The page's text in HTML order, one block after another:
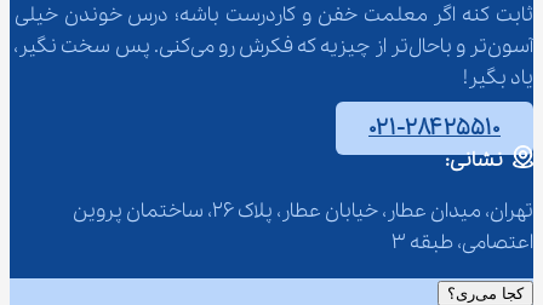
ثابت کنه اگر معلمت خفن و کاردرست باشه؛ درس خوندن خیلی
آسون‌تر و باحال‌تر از چیزیه که فکرش رو می‌کنی. پس سخت نگیر،
یاد بگیر!
۰۲۱-۲۸۴۲۵۵۱۰
نشانی:
تهران، میدان عطار، خیابان عطار، پلاک 26، ساختمان پروین
اعتصامی، طبقه 3
کجا می‌ری؟